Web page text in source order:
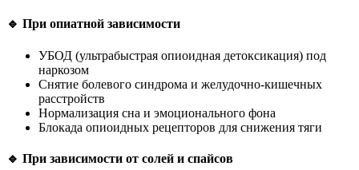
🔹 При опиатной зависимости
УБОД (ультрабыстрая опиоидная детоксикация) под
наркозом
Снятие болевого синдрома и желудочно-кишечных
расстройств
Нормализация сна и эмоционального фона
Блокада опиоидных рецепторов для снижения тяги
🔹 При зависимости от солей и спайсов